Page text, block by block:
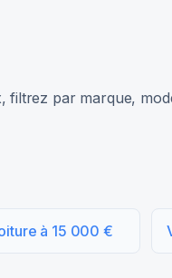
par marque,
à 15 000 €